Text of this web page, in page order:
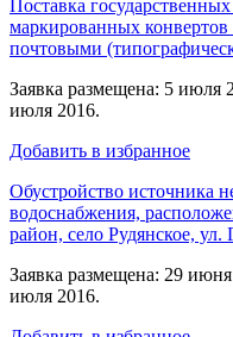
Поставка
маркированных
почтовыми
Заявка размещена: 5 июля
июля 2016.
Добавить в избранное
Обустройство источника
водоснабжения,
район, село Рудянское, ул.
Заявка размещена: 29
июля 2016.